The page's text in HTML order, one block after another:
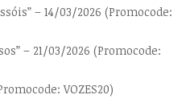
– 14/03/2026 (Promocode:
– 21/03/2026 (Promocode:
VOZES20)